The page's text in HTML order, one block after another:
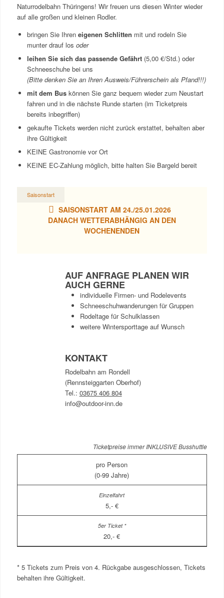
Naturrodelbahn Thüringens! Wir freuen uns diesen Winter wieder
auf alle großen und kleinen Rodler.
bringen Sie Ihren eigenen Schlitten mit und rodeln Sie
munter drauf los oder
leihen Sie sich das passende Gefährt(5,00 €/Std.) oder
Schneeschuhe bei uns
(Bitte denken Sie an Ihren Ausweis/Führerschein als Pfand!!!)
mit dem Buskönnen Sie ganz bequem wieder zum Neustart
fahren und in die nächste Runde starten (im Ticketpreis
bereits inbegriffen)
gekaufte Tickets werden nicht zurück erstattet, behalten aber
ihre Gültigkeit
KEINE Gastronomie vor Ort
KEINE EC-Zahlung möglich, bitte halten Sie Bargeld bereit
Saisonstart
SAISONSTART AM 24./25.01.2026
DANACH WETTERABHÄNGIG AN DEN
WOCHENENDEN
AUF ANFRAGE PLANEN WIR
AUCH GERNE
individuelle Firmen- und Rodelevents
Schneeschuhwanderungen für Gruppen
Rodeltage für Schulklassen
weitere Wintersporttage auf Wunsch
KONTAKT
Rodelbahn am Rondell
(Rennsteiggarten Oberhof)
Tel.: 03675 406 804
info@outdoor-inn.de
Ticketpreise immer INKLUSIVE Busshuttle
pro Person
(0-99 Jahre)
5,- €
20,- €
* 5 Tickets zum Preis von 4. Rückgabe ausgeschlossen, Tickets
behalten ihre Gültigkeit.